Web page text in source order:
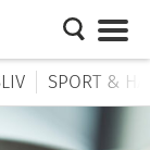
SPORT &